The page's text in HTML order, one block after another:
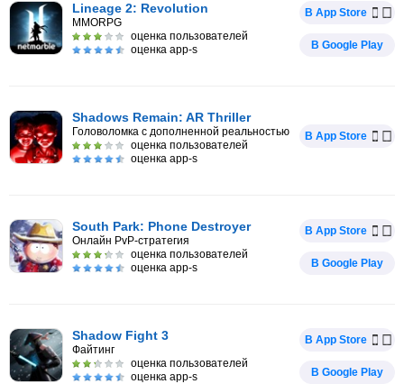
Lineage 2: Revolution
MMORPG
оценка пользователей
оценка app-s
В App Store
В Google Play
Shadows Remain: AR Thriller
Головоломка с дополненной реальностью
оценка пользователей
оценка app-s
В App Store
South Park: Phone Destroyer
Онлайн PvP-стратегия
оценка пользователей
оценка app-s
В App Store
В Google Play
Shadow Fight 3
Файтинг
оценка пользователей
оценка app-s
В App Store
В Google Play